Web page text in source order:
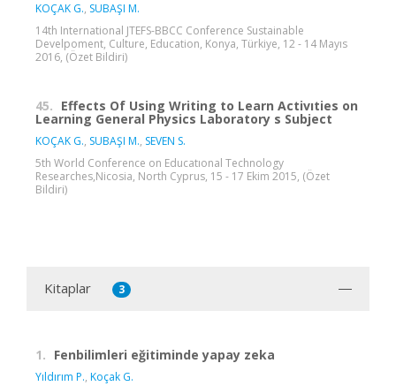
KOÇAK G., SUBAŞI M.
14th International JTEFS-BBCC Conference Sustainable
Develpoment, Culture, Education, Konya, Türkiye, 12 - 14 Mayıs
2016, (Özet Bildiri)
45. Effects Of Using Writing to Learn Activıties on
Learning General Physics Laboratory s Subject
KOÇAK G., SUBAŞI M., SEVEN S.
5th World Conference on Educatıonal Technology
Researches,Nicosia, North Cyprus, 15 - 17 Ekim 2015, (Özet
Bildiri)
Kitaplar 3
1. Fenbilimleri eğitiminde yapay zeka
Yıldırım P., Koçak G.